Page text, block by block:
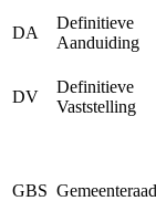
DA
Definitieve
Aanduiding
DV
Definitieve
Vaststelling
GBS